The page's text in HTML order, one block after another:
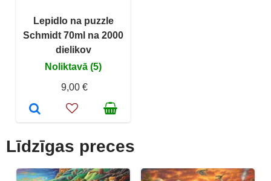
Lepidlo na puzzle
Schmidt 70ml na 2000
dielikov
Noliktavā (5)
9,00 €
Līdzīgas preces